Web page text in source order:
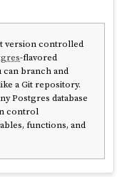
à
mais pour le
mise-
dertkavec
devbox
pourrtk:
version controlled
-flavored
can branch and
a Git repository.
Postgres database
control
functions, and